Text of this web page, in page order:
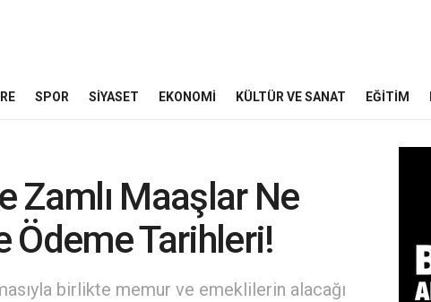
SPOR SIYASET EKONOMI KÜLTÜR VE SANAT EĞITIM
Zamlı Maaşlar Ne
Ödeme Tarihleri!
birlikte memur ve emeklilerin alacağı